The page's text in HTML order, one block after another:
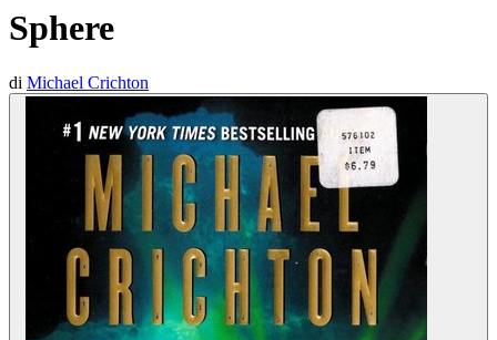
Sphere
di Michael Crichton